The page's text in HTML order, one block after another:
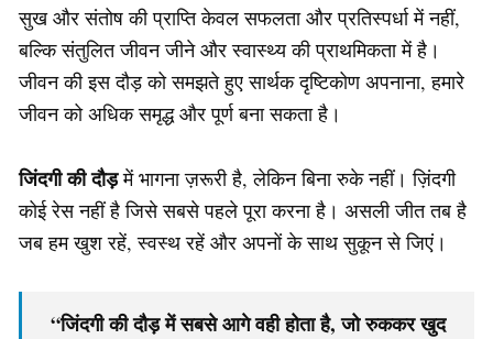
सुख और संतोष की प्राप्ति केवल सफलता और प्रतिस्पर्धा में नहीं,
बल्कि संतुलित जीवन जीने और स्वास्थ्य की प्राथमिकता में है।
जीवन की इस दौड़ को समझते हुए सार्थक दृष्टिकोण अपनाना, हमारे
जीवन को अधिक समृद्ध और पूर्ण बना सकता है।
जिंदगी की दौड़में भागना ज़रूरी है, लेकिन बिना रुके नहीं। ज़िंदगी
कोई रेस नहीं है जिसे सबसे पहले पूरा करना है। असली जीत तब है
जब हम खुश रहें, स्वस्थ रहें और अपनों के साथ सुकून से जिएं।
“जिंदगी की दौड़ में सबसे आगे वही होता है, जो रुककर खुद